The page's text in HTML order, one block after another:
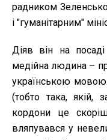
радником
і "гуманітарним"
Діяв він на
медійна людина –
українською
(тобто така, якій,
кордони це
вляпувався у